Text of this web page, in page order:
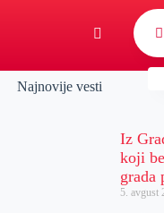
Najnovije vesti
Iz
koji
grada
5. avgust